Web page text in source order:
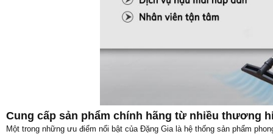
Cung cấp sản phẩm chính hãng từ nhiều thương
Một trong những ưu điểm nổi bật của Đặng Gia là hệ thống sản phẩm